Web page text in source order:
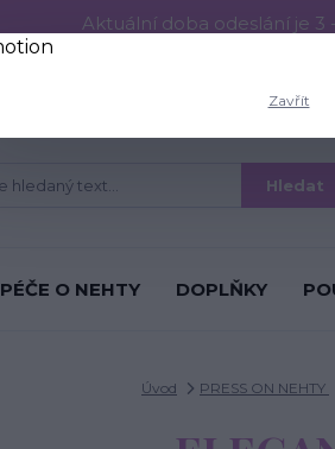
Aktuální doba odeslání je 3
Hledat
PÉČE O NEHTY DOPLŇKY
Úvod PRESS ON NEHTY
Zavřít